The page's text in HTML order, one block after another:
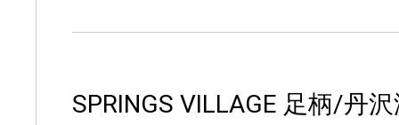
SPRINGS VILLAGE 足柄/丹